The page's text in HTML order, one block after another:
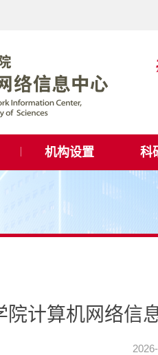
机构设置 科
院计算机网络信